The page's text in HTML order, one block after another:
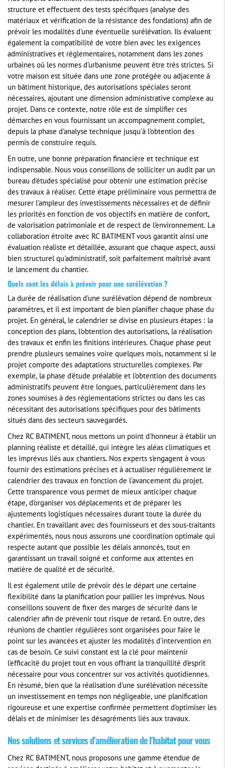
structure et effectuent des tests spécifiques (analyse des
matériaux et vérification de la résistance des fondations) afin de
prévoir les modalités d'une éventuelle surélévation. Ils évaluent
également la compatibilité de votre bien avec les exigences
administratives et réglementaires, notamment dans les zones
urbaines où les normes d'urbanisme peuvent être très strictes. Si
votre maison est située dans une zone protégée ou adjacente à
un bâtiment historique, des autorisations spéciales seront
nécessaires, ajoutant une dimension administrative complexe au
projet. Dans ce contexte, notre rôle est de simplifier ces
démarches en vous fournissant un accompagnement complet,
depuis la phase d'analyse technique jusqu'à l'obtention des
permis de construire requis.
En outre, une bonne préparation financière et technique est
indispensable. Nous vous conseillons de solliciter un audit par un
bureau d'études spécialisé pour obtenir une estimation précise
des travaux à réaliser. Cette étape préliminaire vous permettra de
mesurer l'ampleur des investissements nécessaires et de définir
les priorités en fonction de vos objectifs en matière de confort,
de valorisation patrimoniale et de respect de l'environnement. La
collaboration étroite avec RC BATIMENT vous garantit ainsi une
évaluation réaliste et détaillée, assurant que chaque aspect, aussi
bien structurel qu'administratif, soit parfaitement maîtrisé avant
le lancement du chantier.
Quels sont les délais à prévoir pour une surélévation ?
La durée de réalisation d'une surélévation dépend de nombreux
paramètres, et il est important de bien planifier chaque phase du
projet. En général, le calendrier se divise en plusieurs étapes : la
conception des plans, l'obtention des autorisations, la réalisation
des travaux et enfin les finitions intérieures. Chaque phase peut
prendre plusieurs semaines voire quelques mois, notamment si le
projet comporte des adaptations structurelles complexes. Par
exemple, la phase d'étude préalable et l'obtention des documents
administratifs peuvent être longues, particulièrement dans les
zones soumises à des réglementations strictes ou dans les cas
nécessitant des autorisations spécifiques pour des bâtiments
situés dans des secteurs sauvegardés.
Chez RC BATIMENT, nous mettons un point d'honneur à établir un
planning réaliste et détaillé, qui intègre les aléas climatiques et
les imprévus liés aux chantiers. Nos experts s'engagent à vous
fournir des estimations précises et à actualiser régulièrement le
calendrier des travaux en fonction de l'avancement du projet.
Cette transparence vous permet de mieux anticiper chaque
étape, d'organiser vos déplacements et de préparer les
ajustements logistiques nécessaires durant toute la durée du
chantier. En travaillant avec des fournisseurs et des sous-traitants
expérimentés, nous nous assurons une coordination optimale qui
respecte autant que possible les délais annoncés, tout en
garantissant un travail soigné et conforme aux attentes en
matière de qualité et de sécurité.
Il est également utile de prévoir dès le départ une certaine
flexibilité dans la planification pour pallier les imprévus. Nous
conseillons souvent de fixer des marges de sécurité dans le
calendrier afin de prévenir tout risque de retard. En outre, des
réunions de chantier régulières sont organisées pour faire le
point sur les avancées et ajuster les modalités d'intervention en
cas de besoin. Ce suivi constant est la clé pour maintenir
l'efficacité du projet tout en vous offrant la tranquillité d'esprit
nécessaire pour vous concentrer sur vos activités quotidiennes.
En résumé, bien que la réalisation d'une surélévation nécessite
un investissement en temps non négligeable, une planification
rigoureuse et une expertise confirmée permettent d'optimiser les
délais et de minimiser les désagréments liés aux travaux.
Nos solutions et services d'amélioration de l'habitat pour vous
Chez RC BATIMENT, nous proposons une gamme étendue de